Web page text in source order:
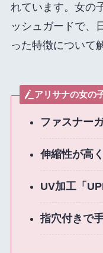
れています。女の
ッシュガードで、
った特徴について
アリサナの女の
ファスナー
伸縮性が高
UV加工「
指穴付きで